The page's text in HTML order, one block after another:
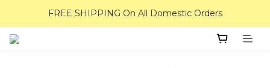
FREE SHIPPING On All Domestic Orders